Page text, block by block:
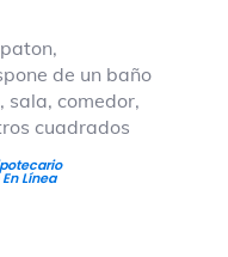
de un baño
sala, comedor,
cuadrados
Línea